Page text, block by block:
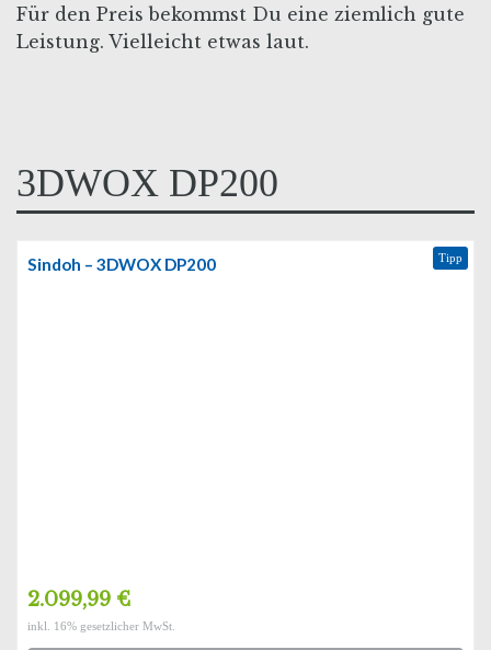
Für den Preis bekommst Du eine ziemlich gute
Leistung. Vielleicht etwas laut.
3DWOX DP200
Tipp
Sindoh – 3DWOX DP200
2.099,99 €
inkl. 16% gesetzlicher MwSt.